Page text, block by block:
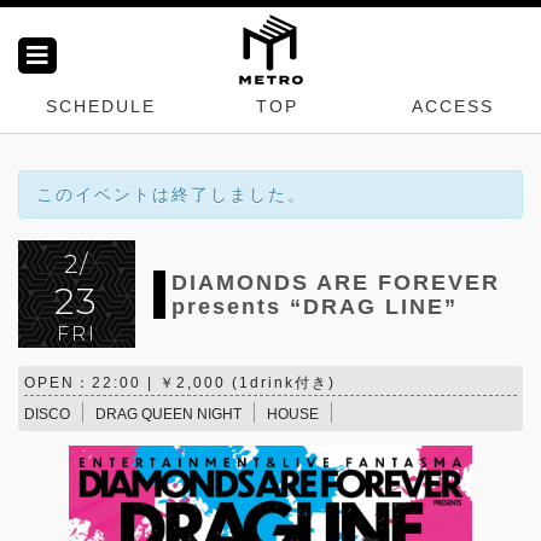
SCHEDULE TOP ACCESS
このイベントは終了しました。
2/
23
FRI
DIAMONDS ARE FOREVER
presents “DRAG LINE”
OPEN：22:00 | ￥2,000 (1drink付き)
DISCO
DRAG QUEEN NIGHT HOUSE